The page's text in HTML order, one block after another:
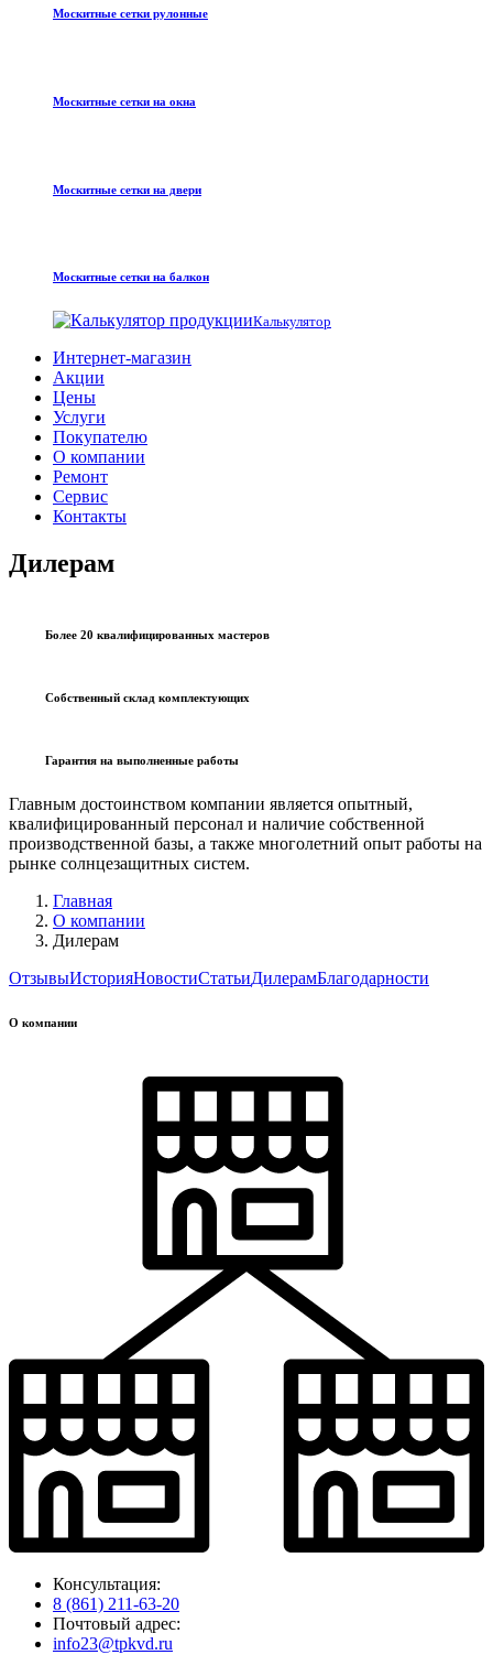
Москитные сетки рулонные
Москитные сетки на окна
Москитные сетки на двери
Москитные сетки на балкон
Калькулятор
Интернет-магазин
Акции
Цены
Услуги
Покупателю
О компании
Ремонт
Сервис
Контакты
Дилерам
Более 20 квалифицированных мастеров
Собственный склад комплектующих
Гарантия на выполненные работы
Главным достоинством компании является опытный,
квалифицированный персонал и наличие собственной
производственной базы, а также многолетний опыт работы на
рынке солнцезащитных систем.
Главная
О компании
Дилерам
ОтзывыИсторияНовостиСтатьиДилерамБлагодарности
О компании
Консультация:
8 (861) 211-63-20
Почтовый адрес:
info23@tpkvd.ru